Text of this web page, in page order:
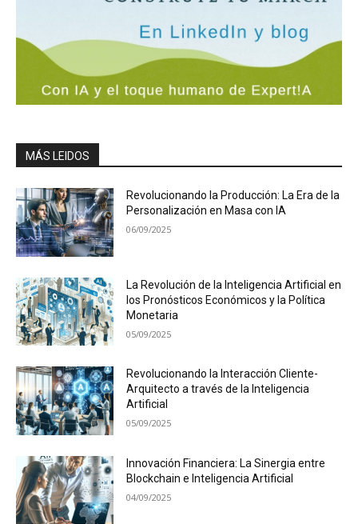
MÁS LEIDOS
Revolucionando la Producción: La Era de la
Personalización en Masa con IA
06/09/2025
La Revolución de la Inteligencia Artificial en
los Pronósticos Económicos y la Política
Monetaria
05/09/2025
Revolucionando la Interacción Cliente-
Arquitecto a través de la Inteligencia
Artificial
05/09/2025
Innovación Financiera: La Sinergia entre
Blockchain e Inteligencia Artificial
04/09/2025